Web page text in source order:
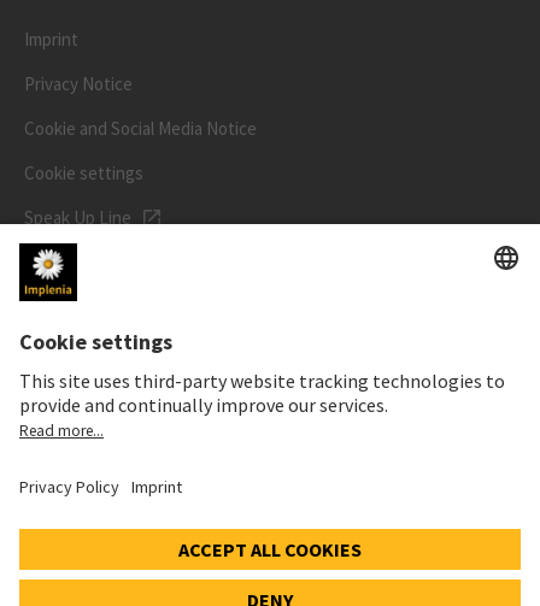
Imprint
Privacy Notice
Cookie and Social Media Notice
Cookie settings
Speak Up Line
STOCK PRICE
ISIN: CH0023868554
62,30 CHF
0,00 CHF (0,00%)